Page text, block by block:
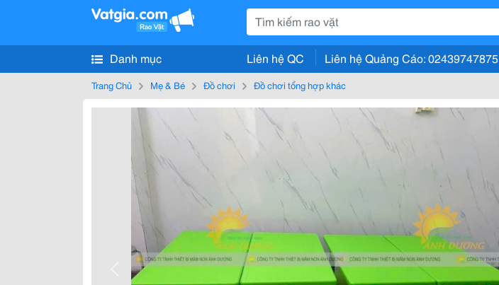
Danh mục Liên hệ QC Liên hệ Quảng Cáo: 02439747875
Trang Chủ Mẹ & Bé Đồ chơi Đồ chơi tổng hợp khác